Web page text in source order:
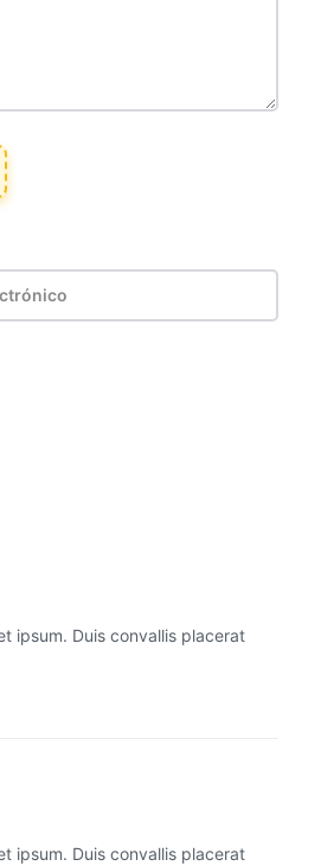
ipsum. Duis convallis placerat
ipsum. Duis convallis placerat